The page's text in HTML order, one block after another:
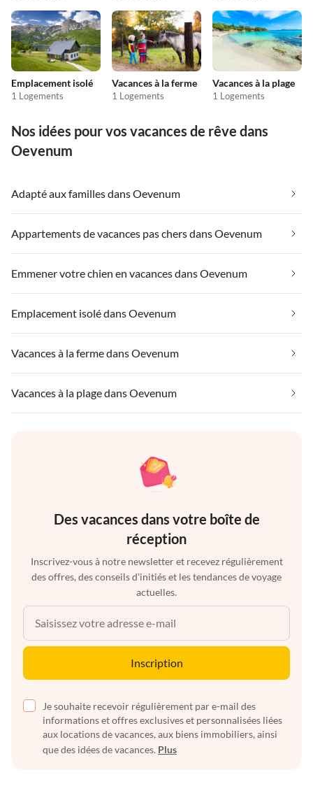
Emplacement isolé
1 Logements
Vacances à la ferme
1 Logements
Vacances à la plage
1 Logements
Nos idées pour vos vacances de rêve dans
Oevenum
Adapté aux familles dans Oevenum
Appartements de vacances pas chers dans Oevenum
Emmener votre chien en vacances dans Oevenum
Emplacement isolé dans Oevenum
Vacances à la ferme dans Oevenum
Vacances à la plage dans Oevenum
Des vacances dans votre boîte de
réception
Inscrivez-vous à notre newsletter et recevez régulièrement
des offres, des conseils d'initiés et les tendances de voyage
actuelles.
Inscription
Je souhaite recevoir régulièrement par e-mail des
informations et offres exclusives et personnalisées liées
aux locations de vacances, aux biens immobiliers, ainsi
que des idées de vacances. Plus